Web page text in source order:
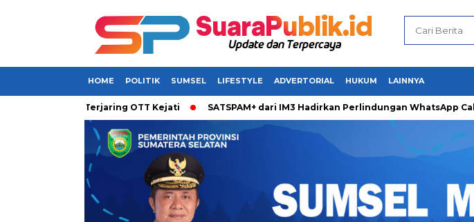
HOME POLITIK SUMSEL LIFESTYLE ADVERTORIAL HUKUM LAINNYA
Terjaring OTT Kejati SATSPAM+ dari IM3 Hadirkan Perlindungan WhatsApp Call